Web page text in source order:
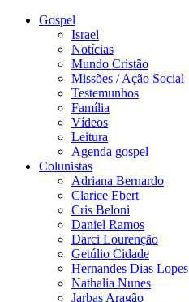
Gospel
Israel
Notícias
Mundo Cristão
Missões / Ação Social
Testemunhos
Família
Vídeos
Leitura
Agenda gospel
Colunistas
Adriana Bernardo
Clarice Ebert
Cris Beloni
Daniel Ramos
Darci Lourenção
Getúlio Cidade
Hernandes Dias Lopes
Nathalia Nunes
Jarbas Aragão